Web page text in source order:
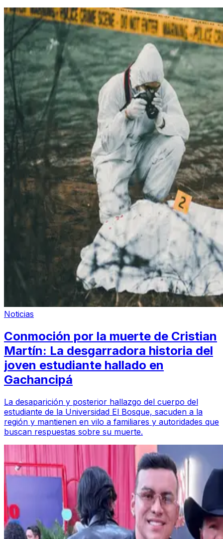
Noticias
Conmoción por la muerte de Cristian
Martín: La desgarradora historia del
joven estudiante hallado en
Gachancipá
La desaparición y posterior hallazgo del cuerpo del
estudiante de la Universidad El Bosque, sacuden a la
región y mantienen en vilo a familiares y autoridades que
buscan respuestas sobre su muerte.